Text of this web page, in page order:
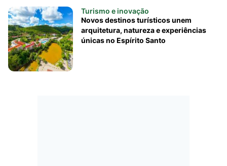
Turismo e inovação
Novos destinos turísticos unem
arquitetura, natureza e experiências
únicas no Espírito Santo